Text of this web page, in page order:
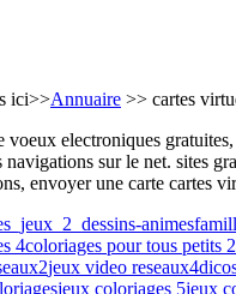
ici>>Annuaire >> cartes
voeux electroniques
navigations sur le net. sites
envoyer une carte cartes
animes
4coloriages pour tous petits 2
jeux video reseaux4
jeux coloriages 5jeux